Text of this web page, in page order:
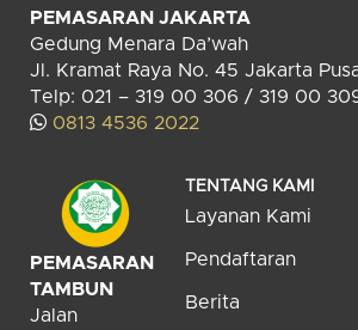
PEMASARAN JAKARTA
Gedung Menara Da’wah
Jl. Kramat Raya No. 45 Jakarta
Telp: 021 – 319 00 306 / 319 00
0813 4536 2022
PEMASARAN
TAMBUN
Jalan
TENTANG KAMI
Layanan Kami
Pendaftaran
Berita